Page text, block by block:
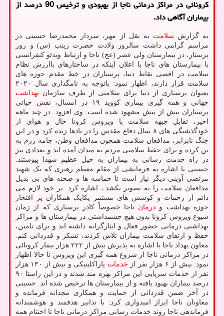
کرونائی در مراکز درمانی ناجا از بهبودی و ترخیص 90 درصد از
بیماران آگاهی داد.
به گزارش سلامت به نقل از مهر، سردار محمدرضا حسینی در
مراسم گرامی داشت سالروز ولادت حضرت زینب (س) و روز
پرستار، در بیمارستان ولی عصر (عج) ناجا و ارتباط ویدئو کنفرانسی
با بیمارستان های ناجا با اعلان اینکه در ساختارهای باارزش نظام
سلامت در اقصی نقاط دنیا، پرستاران در خط مقدم حوزه های
سلامت قرار دارند، اظهار نمود: باتوجه به نامگذاری سال ۲۰۲۰
بعنوان پرستاری از دنیا برای سلامتی از طرف سازمان بهداشت
جهانی و همه گیری بیماری کووید ۱۹ در امسال، نقش حیاتی
پرستاران بیش از پیش مشهود شده است. وی افزود: در چند ماهه
اخیر، تقابل جبهه سلامت با ویروس کرونا حال و هوای از
خودگذشتگی های ۸ سال دفاع مقدس را در یادها زنده کرد و در این
جنگ نابرابر، مدافعان سلامت همچون مدافعان وطن، جامه رزم به
تن کرده و برای حفظ سلامتی مردم به میدان آمده اند و تعدادی نیز
در راه خدمت رسانی به بیماران به خیل عظیم شهدا پیوستند.
حسینی با اشاره به فرمایشی از مقام معظم رهبری که یک شهید
مرتضی آوینی دیگر نیاز است تا حماسه ها و صحنه های بی بدیل
مدافعان سلامت را به تصویر بکشد.، اشاره کرد: بر خود لازم می
دانم از زحمات و کوشش های مستمر یکایک همکاران پر افتخار
حوزه بهداشت و درمان ناجا خصوصاً کادر پرستاری که از زمان
شیوع ویروس کرونا بدون هیچ چشمداشتی در بیمارستان ها و مراکز
بهداشتی درمانی حضور فعال و ایثارگرانه داشته اند و برای تامین،
حفظ و ارتقای سلامت بیماران تلاش کردند، تشکر و قدردانی کنم.
معاون بهداد ناجا با اشاره به پذیرش بیش از ۲۲۲ هزار بیمار کرونائی
در مراکز درمانی ناجا از شروع همه گیری این ویروس تا حالا اظهار
نمود: بیش از ۶ هزار نفر از
خدمات
پاراکلینیکی و بیش از ۱۳۰ هزار
نفر از خدمات سرپایی این مراکز بهره مند شدند و در این راستا ۹۰
درصد بیماران بهبود یافته و از بیمارستان ها ترخیص شده اند. حسینی
در آخر ضمن قدردانی از حمایت و همکاری مجدانه فرمانده و
معاونان ناجا ابراز امیدواری کرد: با تدابیر هدفمند و هوشمندانه
فرماندهی ناجا روند خدمات رسانی مراکز درمانی ناجا تا اختتام همه